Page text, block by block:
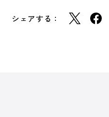
シェアする：